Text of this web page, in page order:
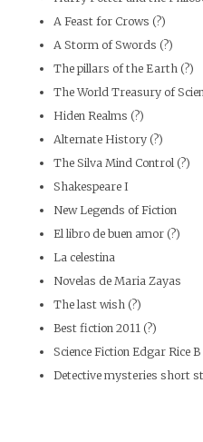
A Feast for Crows (?)
A Storm of Swords (?)
The pillars of the Earth (?)
The World Treasury of
Hiden Realms (?)
Alternate History (?)
The Silva Mind Control (?)
Shakespeare I
New Legends of Fiction
El libro de buen amor (?)
La celestina
Novelas de Maria Zayas
The last wish (?)
Best fiction 2011 (?)
Science Fiction Edgar Rice B
Detective mysteries short